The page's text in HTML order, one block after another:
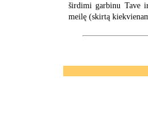
širdimi garbinu Tave
meilę (skirtą